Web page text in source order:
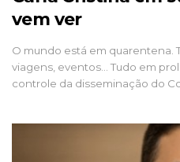
vem ver
O mundo está em quarentena.
viagens, eventos… Tudo em
controle da disseminação do